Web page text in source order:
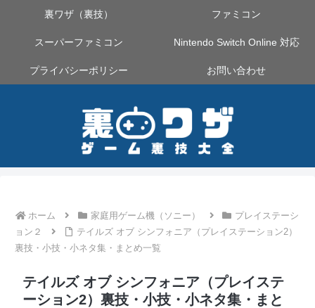
裏ワザ（裏技） ファミコン
スーパーファミコン Nintendo Switch Online 対応
プライバシーポリシー お問い合わせ
ホーム 家庭用ゲーム機（ソニー）
プレイステーシ
ョン２
テイルズ オブ シンフォニア（プレイステーション2）
裏技・小技・小ネタ集・まとめ一覧
テイルズ オブ シンフォニア（プレイステ
ーション2）裏技・小技・小ネタ集・まと